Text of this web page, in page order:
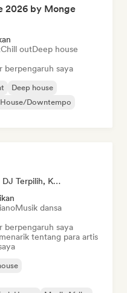
2026 by Monge
Chill outDeep house
berpengaruh saya
Deep house
Downtempo
Kurator Daftar Putar, DJ Terpilih, Kurator Media Sosial
Musik dansa
berpengaruh saya
tentang para artis